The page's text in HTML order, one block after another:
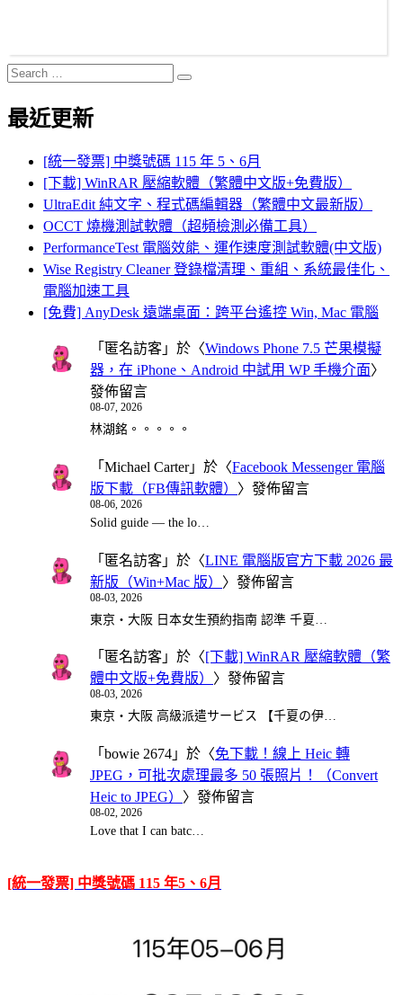
Search
for:
Search
最近更新
[統一發票] 中獎號碼 115 年 5、6月
[下載] WinRAR 壓縮軟體（繁體中文版+免費版）
UltraEdit 純文字、程式碼編輯器（繁體中文最新版）
OCCT 燒機測試軟體（超頻檢測必備工具）
PerformanceTest 電腦效能、運作速度測試軟體(中文版)
Wise Registry Cleaner 登錄檔清理、重組、系統最佳化、
電腦加速工具
[免費] AnyDesk 遠端桌面：跨平台遙控 Win, Mac 電腦
「 匿名訪客 」於〈Windows Phone 7.5 芒果模擬
器，在 iPhone、Android 中試用 WP 手機介面〉
發佈留言
08-07, 2026
林湖銘。。。。。
「 Michael Carter」於〈Facebook Messenger 電腦
版下載（FB傳訊軟體） 〉發佈留言
08-06, 2026
Solid guide — the lo…
「 匿名訪客 」於〈LINE 電腦版官方下載 2026 最
新版（Win+Mac 版） 〉發佈留言
08-03, 2026
東京・大阪 日本女生預約指南 認準 千夏…
「 匿名訪客 」於〈[下載] WinRAR 壓縮軟體（繁
體中文版+免費版） 〉發佈留言
08-03, 2026
東京・大阪 高級派遣サービス 【千夏の伊…
「 bowie 2674 」於〈免下載！線上 Heic 轉
JPEG，可批次處理最多 50 張照片！（Convert
Heic to JPEG） 〉發佈留言
08-02, 2026
Love that I can batc…
[統一發票] 中獎號碼 115 年5、6月